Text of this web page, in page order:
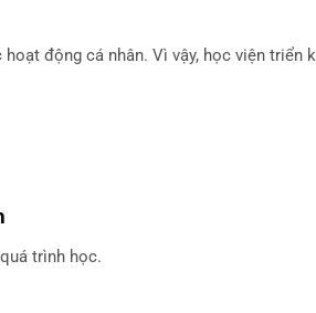
động cá nhân. Vì vậy, học viện triển
trình học.